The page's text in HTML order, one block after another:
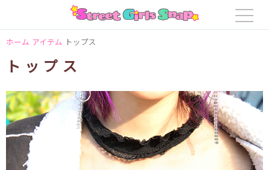
ホーム アイテム トップス
トップス